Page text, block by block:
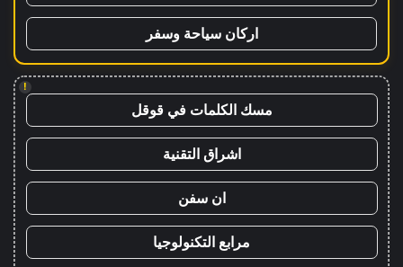
اركان سياحة وسفر
!
مسك الكلمات في قوقل
اشراق التقنية
ان سفن
مرابع التكنولوجيا